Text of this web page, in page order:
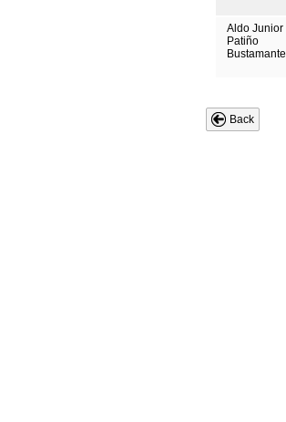
Aldo Junior
Patiño
Bustamante
Back